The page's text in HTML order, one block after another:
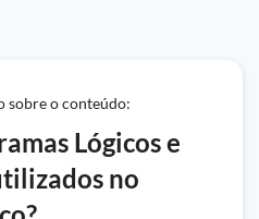
sobre o conteúdo:
Lógicos e
no